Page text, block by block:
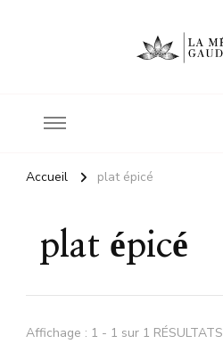
Accueil plat épicé
plat épicé
Affichage : 1 - 1 sur 1 RÉSULTATS